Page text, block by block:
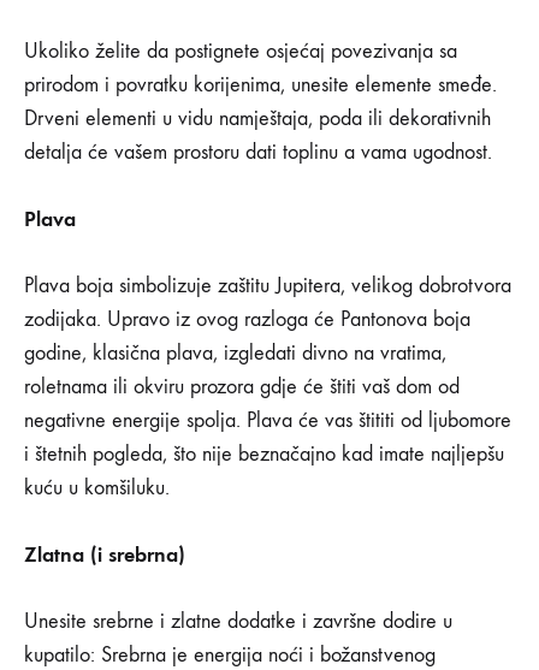
Ukoliko želite da postignete osjećaj povezivanja sa
prirodom i povratku korijenima, unesite elemente smeđe.
Drveni elementi u vidu namještaja, poda ili dekorativnih
detalja će vašem prostoru dati toplinu a vama ugodnost.
Plava
Plava boja simbolizuje zaštitu Jupitera, velikog dobrotvora
zodijaka. Upravo iz ovog razloga će Pantonova boja
godine, klasična plava, izgledati divno na vratima,
roletnama ili okviru prozora gdje će štiti vaš dom od
negativne energije spolja. Plava će vas štititi od ljubomore
i štetnih pogleda, što nije beznačajno kad imate najljepšu
kuću u komšiluku.
Zlatna (i srebrna)
Unesite srebrne i zlatne dodatke i završne dodire u
kupatilo: Srebrna je energija noći i božanstvenog